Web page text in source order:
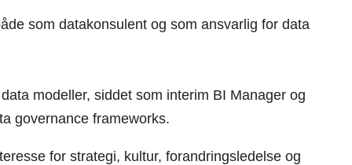
som datakonsulent og som ansvarlig for data
modeller, siddet som interim BI Manager og
governance frameworks.
for strategi, kultur, forandringsledelse og